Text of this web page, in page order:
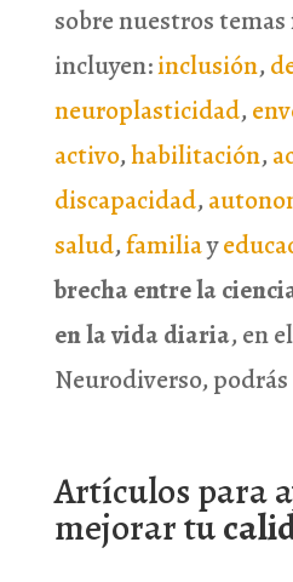
sobre nuestros
incluyen:inclusión,
neuroplasticidad,
activo,habilitación,
discapacidad,
salud,familiay
brecha entre la
en la vida diaria, en
Neurodiverso,
Artículos para
mejorar tu